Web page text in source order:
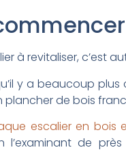
à revitaliser, c’est
y a beaucoup
de bois
escalier en bois
l’examinant de